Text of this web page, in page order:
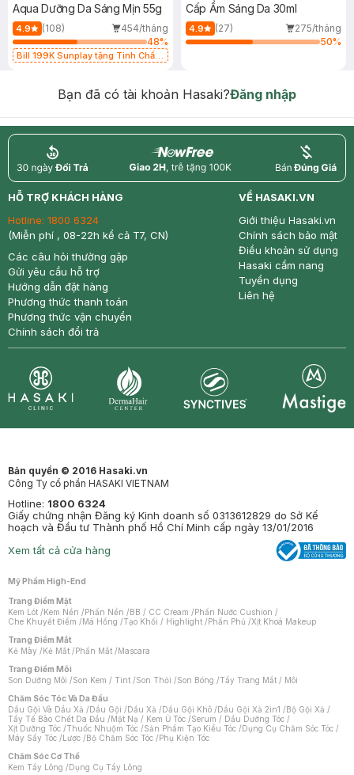
Aqua Dưỡng Da Sáng Mịn 55g
4.9 (108)
454/tháng
48%
Bill 199K Sunplay tặng Tinh Chất
Cấp Ẩm Sáng Da 30ml
4.9 (27)
275/tháng
50%
Bạn đã có tài khoản Hasaki?Đăng nhập
return nowfree price
HỖ TRỢ KHÁCH HÀNG
Hotline: 1800 6324
(Miễn phí , 08-22h kể cả T7, CN)
Các câu hỏi thường gặp
Gửi yêu cầu hỗ trợ
Hướng dẫn đặt hàng
Phương thức thanh toán
Phương thức vận chuyển
Chính sách đổi trả
VỀ HASAKI.VN
Giới thiệu Hasaki.vn
Chính sách bảo mật
Điều khoản sử dụng
Hasaki cẩm nang
Tuyển dụng
Liên hệ
Bản quyền © 2016 Hasaki.vn
Công Ty cổ phần HASAKI VIETNAM
Hotline: 1800 6324
Giấy chứng nhận Đăng ký Kinh doanh số 0313612829 do Sở Kế
hoạch và Đầu tư Thành phố Hồ Chí Minh cấp ngày 13/01/2016
Xem tất cả cửa hàng
Mỹ Phẩm High-End
Trang Điểm Mặt
Kem Lót /Kem Nền /Phấn Nền /BB / CC Cream /Phấn Nước Cushion /
Che Khuyết Điểm /Má Hồng /Tạo Khối / Highlight /Phấn Phủ /Xịt Khoá Makeup
Trang Điểm Mắt
Kẻ Mày /Kẻ Mắt /Phấn Mắt /Mascara
Trang Điểm Môi
Son Dưỡng Môi /Son Kem / Tint /Son Thỏi /Son Bóng /Tẩy Trang Mắt / Môi
Chăm Sóc Tóc Và Da Đầu
Dầu Gội Và Dầu Xả /Dầu Gội /Dầu Xả /Dầu Gội Khô /Dầu Gội Xả 2in1 /Bộ Gội Xả /
Tẩy Tế Bào Chết Da Đầu /Mặt Nạ / Kem Ủ Tóc /Serum / Dầu Dưỡng Tóc /
Xịt Dưỡng Tóc /Thuốc Nhuộm Tóc /Sản Phẩm Tạo Kiểu Tóc /Dụng Cụ Chăm Sóc Tóc /
Máy Sấy Tóc /Lược /Bộ Chăm Sóc Tóc /Phụ Kiện Tóc
Chăm Sóc Cơ Thể
Kem Tẩy Lông /Dụng Cụ Tẩy Lông